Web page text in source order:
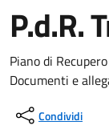
P.d.R.
Piano di
Documenti e
Condividi